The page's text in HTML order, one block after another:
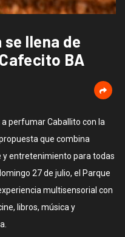
se llena de
BA
perfumar Caballito con la
que combina
y entretenimiento para todas
27 de julio, el Parque
multisensorial con
libros, música y